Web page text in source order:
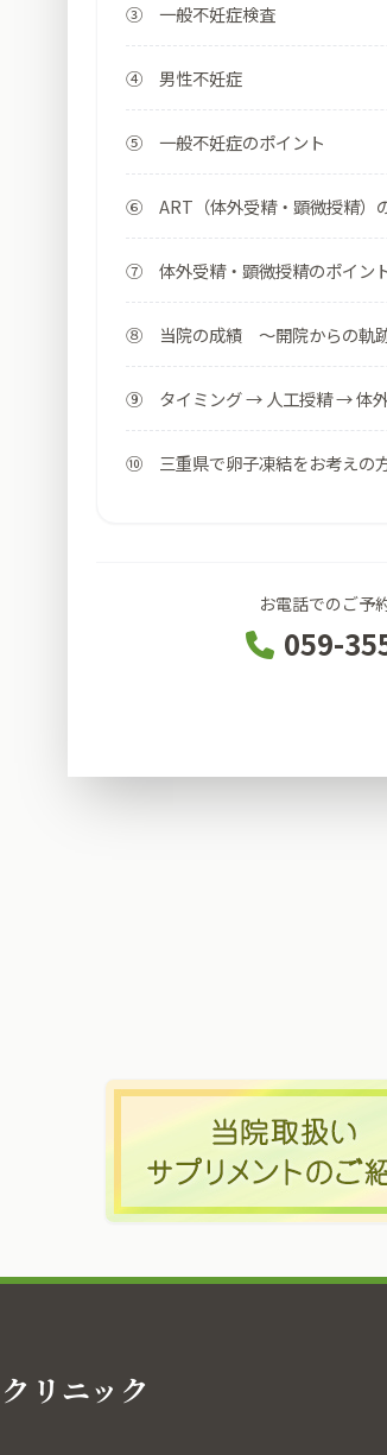
③ 一般不妊症検査
④ 男性不妊症
⑤ 一般不妊症のポイント
⑥ ART（体外受精・顕微授精）
⑦ 体外受精・顕微授精のポイン
⑧ 当院の成績 ～開院からの軌
⑨ タイミング → 人工授精 → 体
⑩ 三重県で卵子凍結をお考えの
お電話でのご予
059-
クリニック